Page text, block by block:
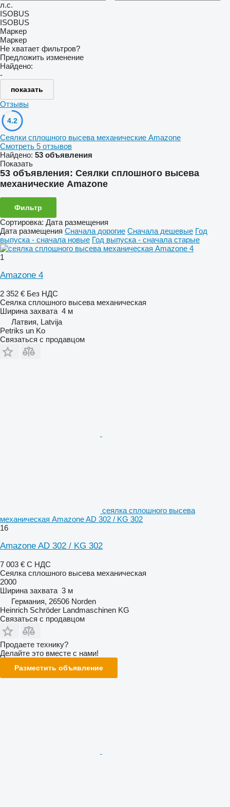
л.с.
ISOBUS
ISOBUS
Маркер
Маркер
Не хватает фильтров?
Предложить изменение
Найдено:
-
показать
Отзывы
4.2
Сеялки сплошного высева механические Amazone
Смотреть 5 отзывов
Найдено: 53 объявления
Показать
53 объявления: Сеялки сплошного высева
механические Amazone
Фильтр
Сортировка: Дата размещения
Дата размещения Сначала дорогие Сначала дешевые Год
выпуска - сначала новые Год выпуска - сначала старые
1
Amazone 4
2 352 € Без НДС
Сеялка сплошного высева механическая
Ширина захвата 4 м
Латвия, Latvija
Petriks un Ko
Связаться с продавцом
сеялка сплошного высева
механическая Amazone AD 302 / KG 302
16
Amazone AD 302 / KG 302
7 003 € С НДС
Сеялка сплошного высева механическая
2000
Ширина захвата 3 м
Германия, 26506 Norden
Heinrich Schröder Landmaschinen KG
Связаться с продавцом
Продаете технику?
Делайте это вместе с нами!
Разместить объявление